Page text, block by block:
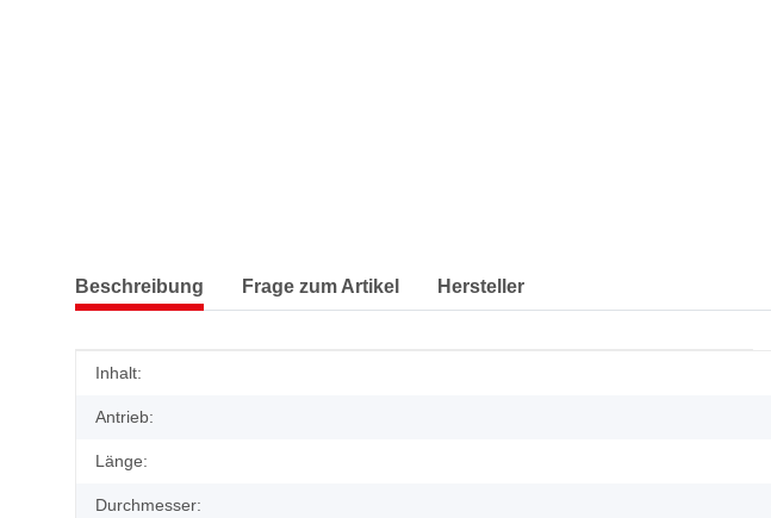
Beschreibung Frage zum Artikel Hersteller
Produkteigenschaft
Wert
Inhalt:
Antrieb:
Länge:
Durchmesser: